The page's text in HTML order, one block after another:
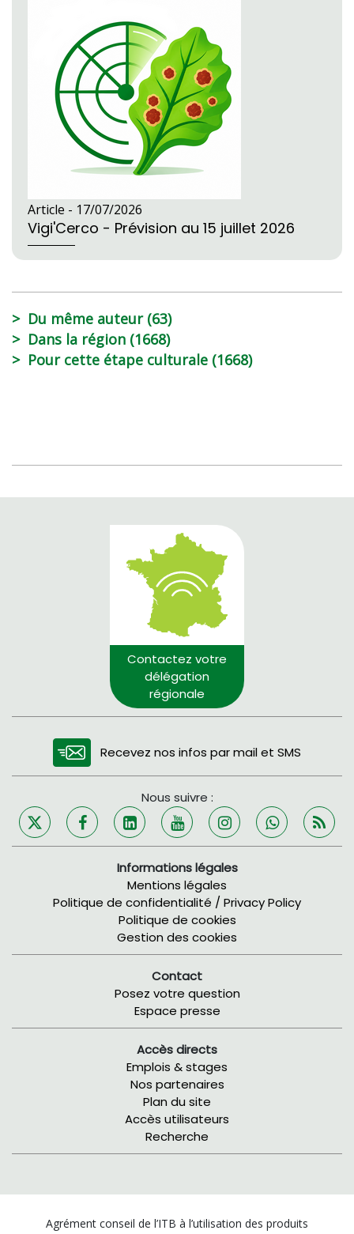
Article - 17/07/2026
Vigi'Cerco - Prévision au 15 juillet 2026
Du même auteur (63)
Dans la région (1668)
Pour cette étape culturale (1668)
Contactez votre
délégation
régionale
Recevez nos infos par mail et SMS
Nous suivre :
Informations légales
Mentions légales
Politique de confidentialité / Privacy Policy
Politique de cookies
Gestion des cookies
Contact
Posez votre question
Espace presse
Accès directs
Emplois & stages
Nos partenaires
Plan du site
Accès utilisateurs
Recherche
Agrément conseil de l’ITB à l’utilisation des produits